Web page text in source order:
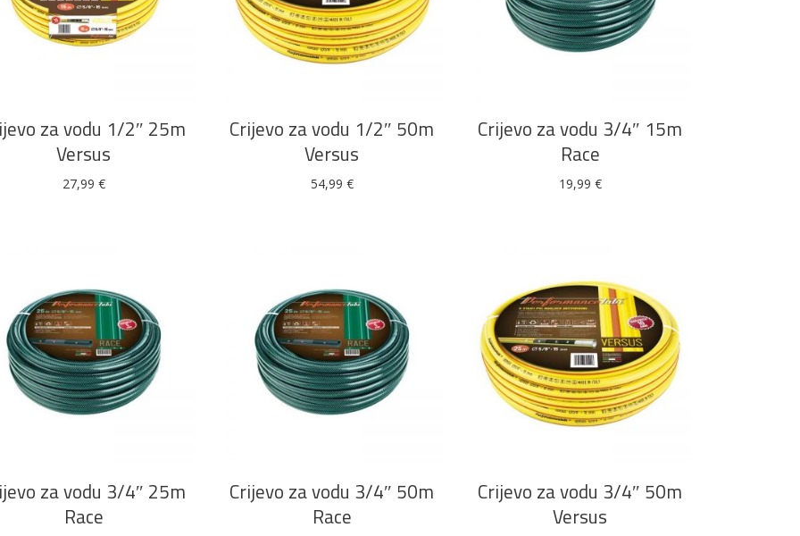
za vodu 1/2″ 25m
Versus
27,99 €
DODAJ U KOŠARICU
Crijevo za vodu 1/2″ 50m
Versus
54,99 €
Crijevo za vodu 3/4″ 15m
Race
19,99 €
za vodu 3/4″ 25m
Race
Crijevo za vodu 3/4″ 50m
Race
DODAJ U KOŠARICU
Crijevo za vodu 3/4″ 50m
Versus